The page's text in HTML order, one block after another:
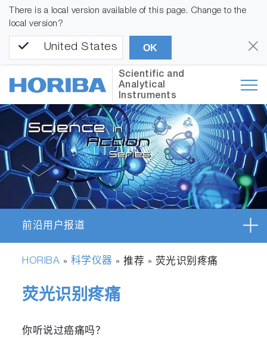
There is a local version available of this page. Change to the
local version?
United States OK
Scientific and
Analytical
Instruments
前沿用户报道
HORIBA » 科学仪器 » 推荐 » 荧光识别疼痛
荧光识别疼痛
你听说过癌痛吗？